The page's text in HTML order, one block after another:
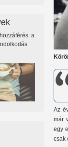
Az
már
egy
csak
a